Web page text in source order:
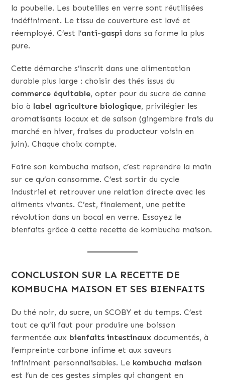
la poubelle. Les bouteilles en verre sont réutilisées
indéfiniment. Le tissu de couverture est lavé et
réemployé. C’est l’anti-gaspi dans sa forme la plus
pure.
Cette démarche s’inscrit dans une alimentation
durable plus large : choisir des thés issus du
commerce équitable, opter pour du sucre de canne
bio à label agriculture biologique, privilégier les
aromatisants locaux et de saison (gingembre frais du
marché en hiver, fraises du producteur voisin en
juin). Chaque choix compte.
Faire son kombucha maison, c’est reprendre la main
sur ce qu’on consomme. C’est sortir du cycle
industriel et retrouver une relation directe avec les
aliments vivants. C’est, finalement, une petite
révolution dans un bocal en verre. Essayez le
bienfaits grâce à cette recette de kombucha maison.
CONCLUSION SUR LA RECETTE DE
KOMBUCHA MAISON ET SES BIENFAITS
Du thé noir, du sucre, un SCOBY et du temps. C’est
tout ce qu’il faut pour produire une boisson
fermentée aux bienfaits intestinaux documentés, à
l’empreinte carbone infime et aux saveurs
infiniment personnalisables. Le kombucha maison
est l’un de ces gestes simples qui changent en